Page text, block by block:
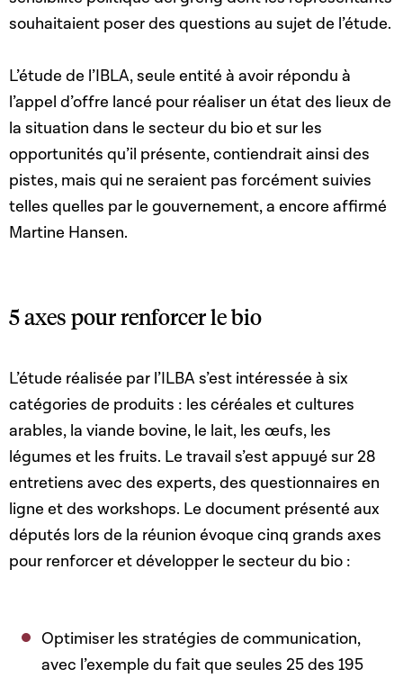
souhaitaient poser des questions au sujet de l’étude.
L’étude de l’IBLA, seule entité à avoir répondu à
l’appel d’offre lancé pour réaliser un état des lieux de
la situation dans le secteur du bio et sur les
opportunités qu’il présente, contiendrait ainsi des
pistes, mais qui ne seraient pas forcément suivies
telles quelles par le gouvernement, a encore affirmé
Martine Hansen.
5 axes pour renforcer le bio
L’étude réalisée par l’ILBA s’est intéressée à six
catégories de produits : les céréales et cultures
arables, la viande bovine, le lait, les œufs, les
légumes et les fruits. Le travail s’est appuyé sur 28
entretiens avec des experts, des questionnaires en
ligne et des workshops. Le document présenté aux
députés lors de la réunion évoque cinq grands axes
pour renforcer et développer le secteur du bio :
Optimiser les stratégies de communication,
avec l’exemple du fait que seules 25 des 195